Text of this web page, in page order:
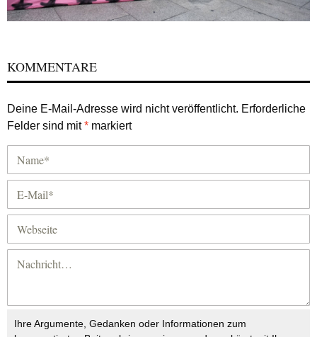
KOMMENTARE
Deine E-Mail-Adresse wird nicht veröffentlicht. Erforderliche
Felder sind mit* markiert
Ihre Argumente, Gedanken oder Informationen zum